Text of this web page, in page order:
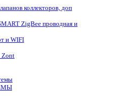
коллекторов, доп
ZigBee проводная и
и WIFI
Zont